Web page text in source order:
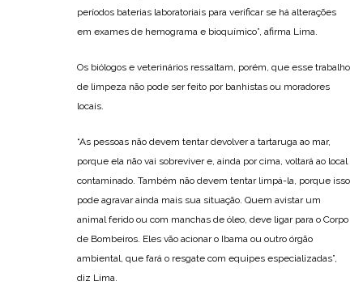
períodos baterias laboratoriais para verificar se há alterações
em exames de hemograma e bioquímico”, afirma Lima.
Os biólogos e veterinários ressaltam, porém, que esse trabalho
de limpeza não pode ser feito por banhistas ou moradores
locais.
“As pessoas não devem tentar devolver a tartaruga ao mar,
porque ela não vai sobreviver e, ainda por cima, voltará ao local
contaminado. Também não devem tentar limpá-la, porque isso
pode agravar ainda mais sua situação. Quem avistar um
animal ferido ou com manchas de óleo, deve ligar para o Corpo
de Bombeiros. Eles vão acionar o Ibama ou outro órgão
ambiental, que fará o resgate com equipes especializadas”,
diz Lima.